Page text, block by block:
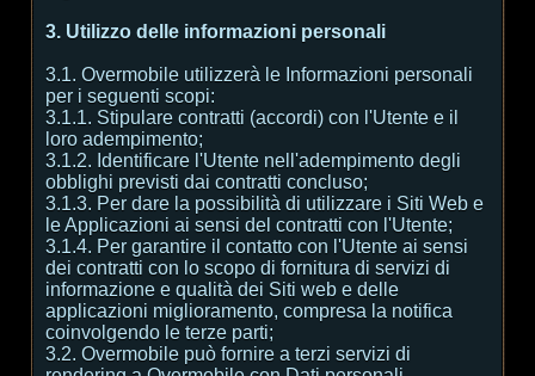
3. Utilizzo delle informazioni personali
3.1. Overmobile utilizzerà le Informazioni personali
per i seguenti scopi:
3.1.1. Stipulare contratti (accordi) con l'Utente e il
loro adempimento;
3.1.2. Identificare l'Utente nell'adempimento degli
obblighi previsti dai contratti concluso;
3.1.3. Per dare la possibilità di utilizzare i Siti Web e
le Applicazioni ai sensi del contratti con l'Utente;
3.1.4. Per garantire il contatto con l'Utente ai sensi
dei contratti con lo scopo di fornitura di servizi di
informazione e qualità dei Siti web e delle
applicazioni miglioramento, compresa la notifica
coinvolgendo le terze parti;
3.2. Overmobile può fornire a terzi servizi di